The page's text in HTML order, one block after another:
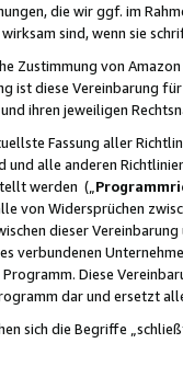
die wir ggf. im
sind, wenn sie
Zustimmung von
ist diese Vereinbarung
ihren jeweiligen
Fassung aller
alle anderen
werden („
von Widersprüchen
dieser
verbundenen
Diese
dar und ersetzt
sich die Begriffe